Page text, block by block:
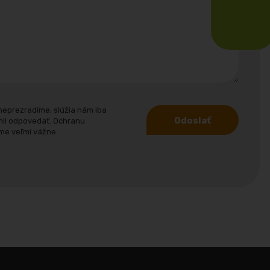
slúžia nám iba
odpovedať. Ochranu
veľmi vážne.
Odoslať